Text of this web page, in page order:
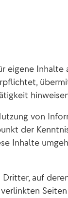
eigene
von
der
Inhalte
auf